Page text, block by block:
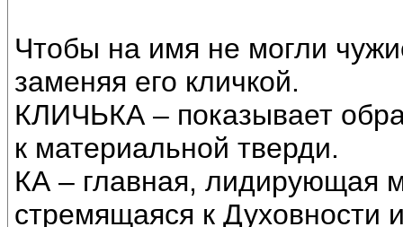
Чтобы на имя не могли
заменяя его кличкой.
КЛИЧЬКА – показывает
к материальной тверди.
КА – главная, лидирующая
стремящаяся к Духовности